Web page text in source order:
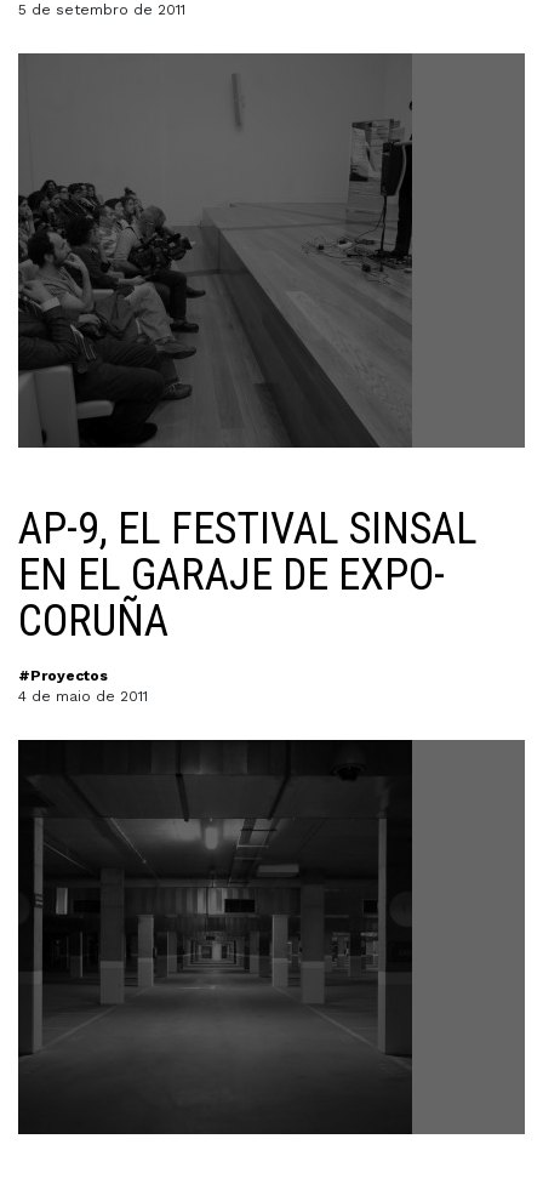
5 de setembro de 2011
AP-9, EL FESTIVAL SINSAL
EN EL GARAJE DE EXPO-
CORUÑA
#Proyectos
4 de maio de 2011